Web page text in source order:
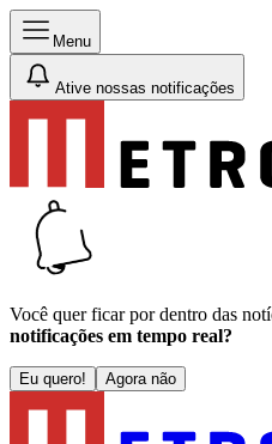
Menu
Ative nossas notificações
Você quer ficar por dentro das
notificações em tempo real?
Eu quero! Agora não